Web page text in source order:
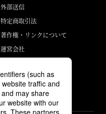
外部送信
特定商取引法
著作権・リンクについて
運営会社